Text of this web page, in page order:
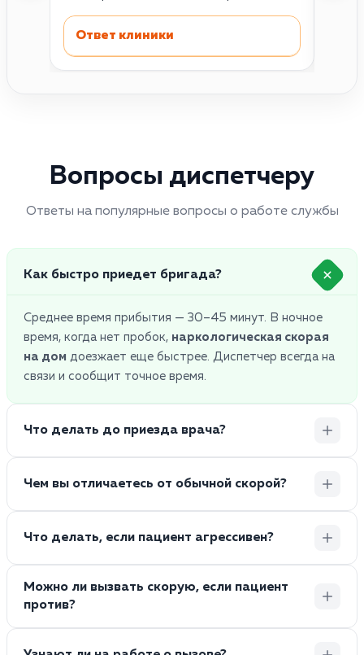
Ответ клиники
Вопросы диспетчеру
Ответы на популярные вопросы о работе службы
Как быстро приедет бригада?
Среднее время прибытия — 30–45 минут. В ночное
время, когда нет пробок, наркологическая скорая
на дом доезжает еще быстрее. Диспетчер всегда на
связи и сообщит точное время.
Что делать до приезда врача?
Чем вы отличаетесь от обычной скорой?
Что делать, если пациент агрессивен?
Можно ли вызвать скорую, если пациент
против?